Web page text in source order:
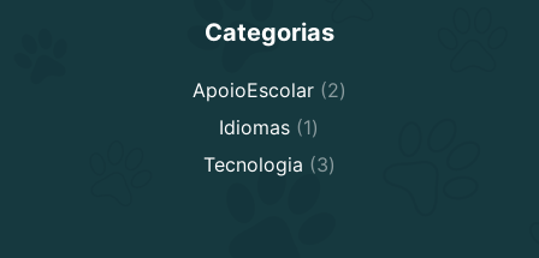
Categorias
ApoioEscolar 22
Idiomas 11
product
Tecnologia 33